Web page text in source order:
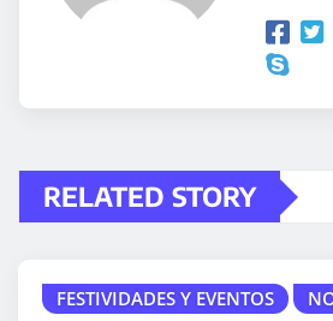
RELATED STORY
FESTIVIDADES Y EVENTOS